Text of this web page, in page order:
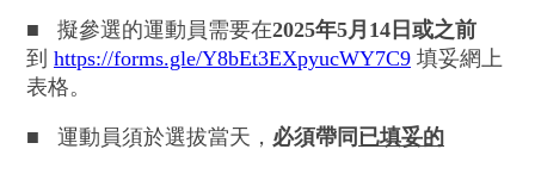
■ 擬參選的運動員需要在2025年5月14日或之前
到 https://forms.gle/Y8bEt3EXpyucWY7C9 填妥網上
表格。
■ 運動員須於選拔當天， 必須帶同 已填妥的